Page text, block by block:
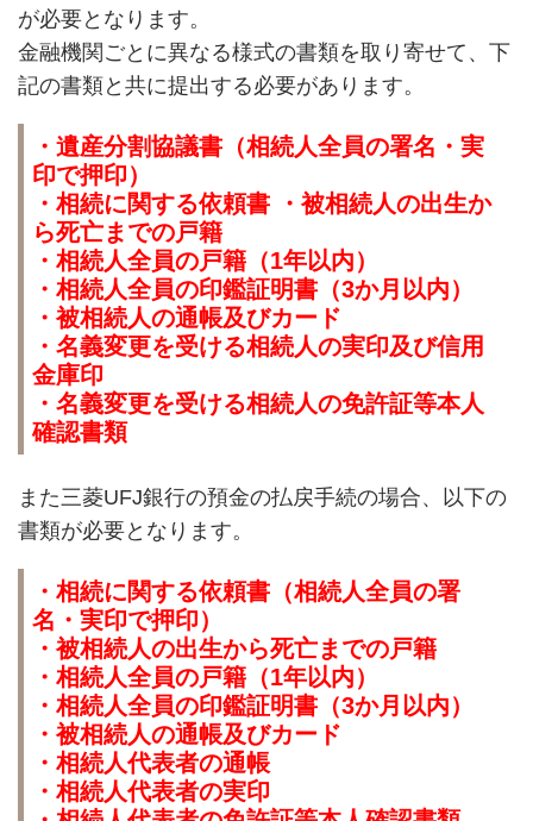
が必要となります。
金融機関ごとに異なる様式の書類を取り寄せて、下
記の書類と共に提出する必要があります。
・遺産分割協議書（相続人全員の署名・実
印で押印）
・相続に関する依頼書 ・被相続人の出生か
ら死亡までの戸籍
・相続人全員の戸籍（1年以内）
・相続人全員の印鑑証明書（3か月以内）
・被相続人の通帳及びカード
・名義変更を受ける相続人の実印及び信用
金庫印
・名義変更を受ける相続人の免許証等本人
確認書類
また三菱UFJ銀行の預金の払戻手続の場合、以下の
書類が必要となります。
・相続に関する依頼書（相続人全員の署
名・実印で押印）
・被相続人の出生から死亡までの戸籍
・相続人全員の戸籍（1年以内）
・相続人全員の印鑑証明書（3か月以内）
・被相続人の通帳及びカード
・相続人代表者の通帳
・相続人代表者の実印